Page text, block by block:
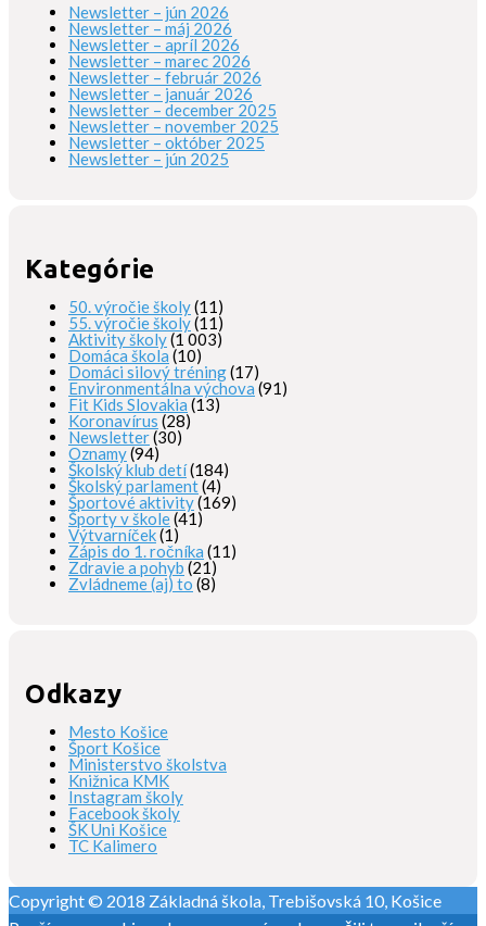
Newsletter – jún 2026
Newsletter – máj 2026
Newsletter – apríl 2026
Newsletter – marec 2026
Newsletter – február 2026
Newsletter – január 2026
Newsletter – december 2025
Newsletter – november 2025
Newsletter – október 2025
Newsletter – jún 2025
Kategórie
50. výročie školy(11)
55. výročie školy(11)
Aktivity školy(1 003)
Domáca škola (10)
Domáci silový tréning(17)
Environmentálna výchova (91)
Fit Kids Slovakia (13)
Koronavírus (28)
Newsletter(30)
Oznamy(94)
Školský klub detí(184)
Školský parlament(4)
Športové aktivity(169)
Športy v škole(41)
Výtvarníček(1)
Zápis do 1. ročníka (11)
Zdravie a pohyb (21)
Zvládneme (aj) to (8)
Odkazy
Mesto Košice
Šport Košice
Ministerstvo školstva
Knižnica KMK
Instagram školy
Facebook školy
ŠK Uni Košice
TC Kalimero
Copyright © 2018 Základná škola, Trebišovská 10, Košice